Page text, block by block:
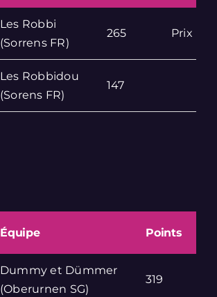
Les Robbi
(Sorrens FR)
265 Prix
Les Robbidou
(Sorens FR)
147
Équipe Points
Dummy et Dümmer
(Oberurnen SG)
319